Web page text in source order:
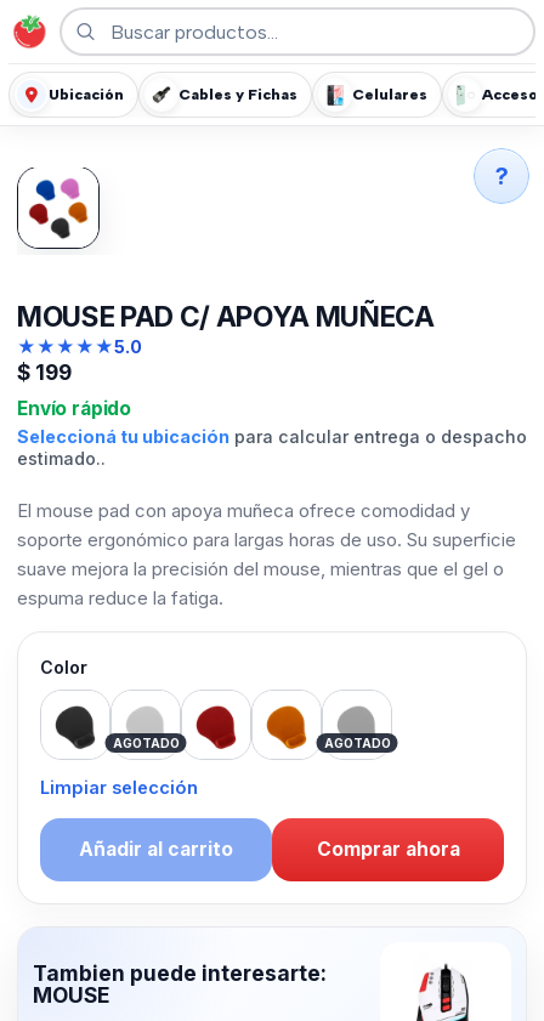
Ubicación Cables y Fichas Celulares
MOUSE PAD C/ APOYA MUÑECA
★★★★★5.0
$ 199
Envío rápido
Seleccioná tu ubicación para calcular entrega o despacho
estimado..
El mouse pad con apoya muñeca ofrece comodidad y
soporte ergonómico para largas horas de uso. Su superficie
suave mejora la precisión del mouse, mientras que el gel o
espuma reduce la fatiga.
Color
Black Pink
AGOTADO Red NaranjaBlue
AGOTADO
Limpiar selección
Añadir al carrito Comprar ahora
Tambien puede interesarte:
MOUSE
?